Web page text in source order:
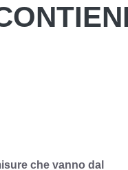
che vanno dal